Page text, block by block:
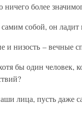
более
самим собой, он
и низость – вечные
бы один человек,
лица, пусть даже